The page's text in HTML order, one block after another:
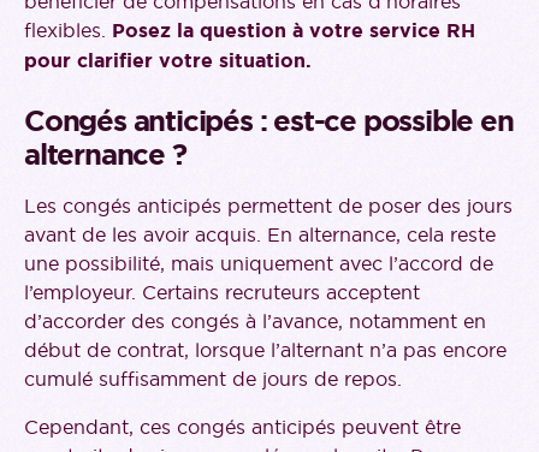
flexibles. Posez la question à votre service RH
pour clarifier votre situation.
Congés anticipés : est-ce possible en
alternance ?
Les congés anticipés permettent de poser des jours
avant de les avoir acquis. En alternance, cela reste
une possibilité, mais uniquement avec l’accord de
l’employeur. Certains recruteurs acceptent
d’accorder des congés à l’avance, notamment en
début de contrat, lorsque l’alternant n’a pas encore
cumulé suffisamment de jours de repos.
Cependant, ces congés anticipés peuvent être